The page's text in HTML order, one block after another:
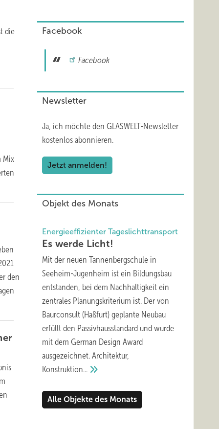
die
Mix
den
Facebook
Facebook
Newsletter
Ja, ich möchte den GLASWELT-Newsletter
kostenlos abonnieren.
Jetzt anmelden!
Objekt des Monats
Energieeffizienter Tageslichttransport
Es werde Licht!
Mit der neuen Tannenbergschule in
Seeheim-Jugenheim ist ein Bildungsbau
entstanden, bei dem Nachhaltigkeit ein
zentrales Planungskriterium ist. Der von
Baurconsult (Haßfurt) geplante Neubau
erfüllt den Passivhausstandard und wurde
mit dem German Design Award
ausgezeichnet. Architektur,
Konstruktion...
Alle Objekte des Monats